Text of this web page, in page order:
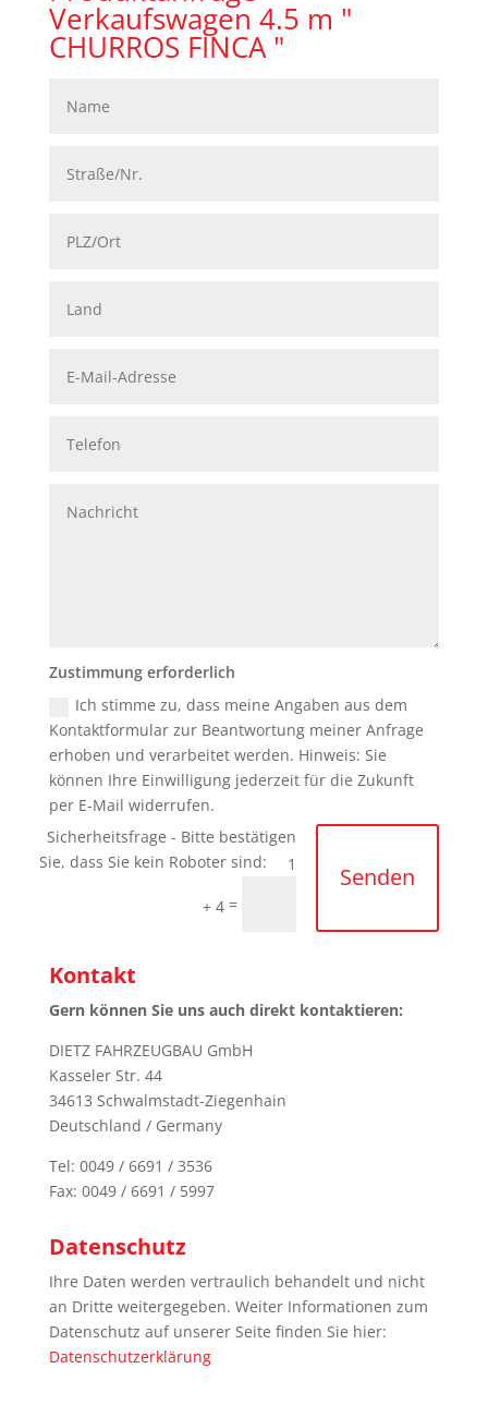
Verkaufswagen 4.5 m "
CHURROS FINCA "
Zustimmung erforderlich
Ich stimme zu, dass meine Angaben aus dem
Kontaktformular zur Beantwortung meiner Anfrage
erhoben und verarbeitet werden. Hinweis: Sie
können Ihre Einwilligung jederzeit für die Zukunft
per E-Mail widerrufen.
1
+ 4 =
Senden
Kontakt
Gern können Sie uns auch direkt kontaktieren:
DIETZ FAHRZEUGBAU GmbH
Kasseler Str. 44
34613 Schwalmstadt-Ziegenhain
Deutschland / Germany
Tel: 0049 / 6691 / 3536
Fax: 0049 / 6691 / 5997
Datenschutz
Ihre Daten werden vertraulich behandelt und nicht
an Dritte weitergegeben. Weiter Informationen zum
Datenschutz auf unserer Seite finden Sie hier:
Datenschutzerklärung